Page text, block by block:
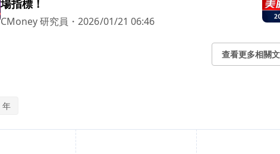
場指標！
CMoney 研究員 ・2026/01/21 06:46
查看更多相關
年